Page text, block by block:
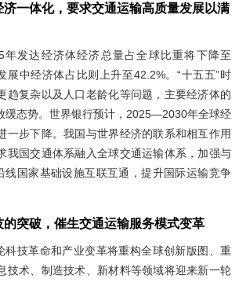
一体化，要求交通运输高质量发展以满
年发达经济体经济总量占全球比重将下降至
展中经济体占比则上升至42.2%。“十五五”时
趋复杂以及人口老龄化等问题，主要经济体的
缓态势。世界银行预计，2025—2030年全球经
一步下降。我国与世界经济的联系和相互作用
我国交通体系融入全球交通运输体系，加强与
线国家基础设施互联互通，提升国际运输竞争
突破，催生交通运输服务模式变革
科技革命和产业变革将重构全球创新版图、重
技术、制造技术、新材料等领域将迎来新一轮